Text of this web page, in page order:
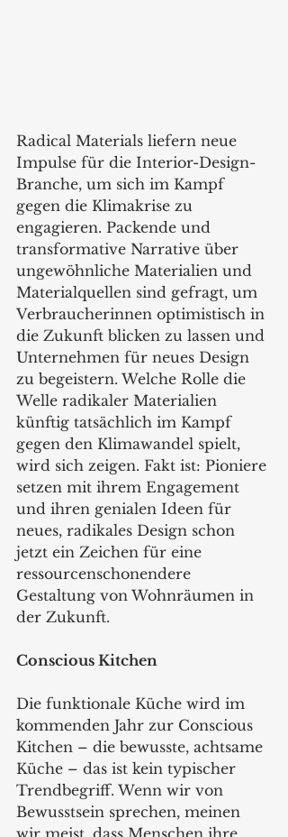
Radical Materials liefern neue
Impulse für die Interior-Design-
Branche, um sich im Kampf
gegen die Klimakrise zu
engagieren. Packende und
transformative Narrative über
ungewöhnliche Materialien und
Materialquellen sind gefragt, um
Verbraucherinnen optimistisch in
die Zukunft blicken zu lassen und
Unternehmen für neues Design
zu begeistern. Welche Rolle die
Welle radikaler Materialien
künftig tatsächlich im Kampf
gegen den Klimawandel spielt,
wird sich zeigen. Fakt ist: Pioniere
setzen mit ihrem Engagement
und ihren genialen Ideen für
neues, radikales Design schon
jetzt ein Zeichen für eine
ressourcenschonendere
Gestaltung von Wohnräumen in
der Zukunft.
Conscious Kitchen
Die funktionale Küche wird im
kommenden Jahr zur Conscious
Kitchen – die bewusste, achtsame
Küche – das ist kein typischer
Trendbegriff. Wenn wir von
Bewusstsein sprechen, meinen